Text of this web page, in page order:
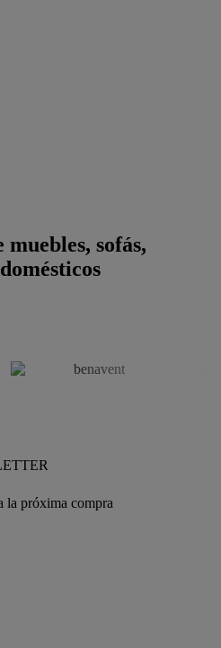
sofás,
la próxima compra